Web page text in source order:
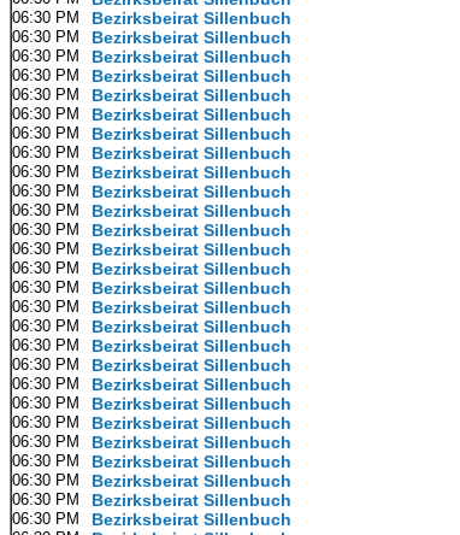
06:30 PM Bezirksbeirat Sillenbuch
06:30 PM Bezirksbeirat Sillenbuch
06:30 PM Bezirksbeirat Sillenbuch
06:30 PM Bezirksbeirat Sillenbuch
06:30 PM Bezirksbeirat Sillenbuch
06:30 PM Bezirksbeirat Sillenbuch
06:30 PM Bezirksbeirat Sillenbuch
06:30 PM Bezirksbeirat Sillenbuch
06:30 PM Bezirksbeirat Sillenbuch
06:30 PM Bezirksbeirat Sillenbuch
06:30 PM Bezirksbeirat Sillenbuch
06:30 PM Bezirksbeirat Sillenbuch
06:30 PM Bezirksbeirat Sillenbuch
06:30 PM Bezirksbeirat Sillenbuch
06:30 PM Bezirksbeirat Sillenbuch
06:30 PM Bezirksbeirat Sillenbuch
06:30 PM Bezirksbeirat Sillenbuch
06:30 PM Bezirksbeirat Sillenbuch
06:30 PM Bezirksbeirat Sillenbuch
06:30 PM Bezirksbeirat Sillenbuch
06:30 PM Bezirksbeirat Sillenbuch
06:30 PM Bezirksbeirat Sillenbuch
06:30 PM Bezirksbeirat Sillenbuch
06:30 PM Bezirksbeirat Sillenbuch
06:30 PM Bezirksbeirat Sillenbuch
06:30 PM Bezirksbeirat Sillenbuch
06:30 PM Bezirksbeirat Sillenbuch